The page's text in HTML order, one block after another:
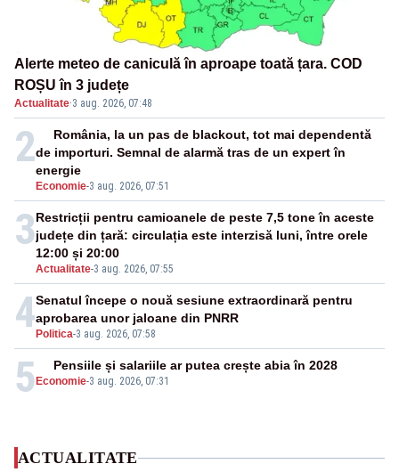
Alerte meteo de caniculă în aproape toată țara. COD
ROȘU în 3 județe
Actualitate·3 aug. 2026, 07:48
2
Economie-3 aug. 2026, 07:51
România, la un pas de blackout, tot mai dependentă
de importuri. Semnal de alarmă tras de un expert în
energie
3
Actualitate-3 aug. 2026, 07:55
Restricții pentru camioanele de peste 7,5 tone în aceste
județe din țară: circulația este interzisă luni, între orele
12:00 și 20:00
4 Politica-3 aug. 2026, 07:58
Senatul începe o nouă sesiune extraordinară pentru
aprobarea unor jaloane din PNRR
5 Economie-3 aug. 2026, 07:31
Pensiile și salariile ar putea crește abia în 2028
ACTUALITATE